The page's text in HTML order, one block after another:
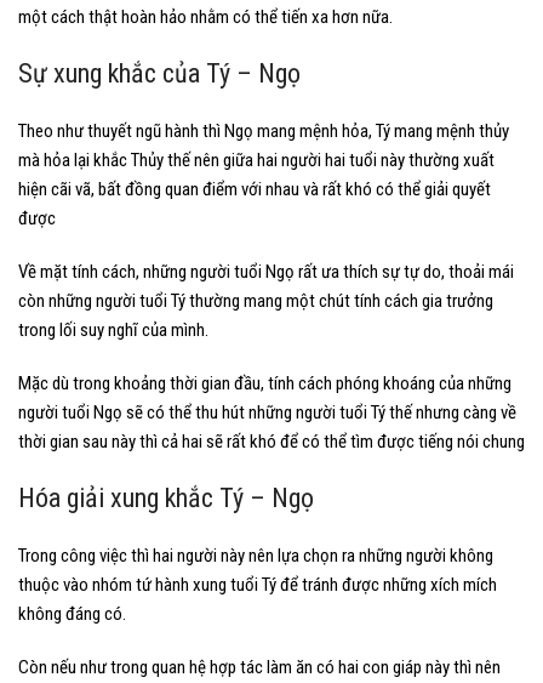
một cách thật hoàn hảo nhằm có thể tiến xa hơn nữa.
Sự xung khắc của Tý – Ngọ
Theo như thuyết ngũ hành thì Ngọ mang mệnh hỏa, Tý mang mệnh thủy
mà hỏa lại khắc Thủy thế nên giữa hai người hai tuổi này thường xuất
hiện cãi vã, bất đồng quan điểm với nhau và rất khó có thể giải quyết
được
Về mặt tính cách, những người tuổi Ngọ rất ưa thích sự tự do, thoải mái
còn những người tuổi Tý thường mang một chút tính cách gia trưởng
trong lối suy nghĩ của mình.
Mặc dù trong khoảng thời gian đầu, tính cách phóng khoáng của những
người tuổi Ngọ sẽ có thể thu hút những người tuổi Tý thế nhưng càng về
thời gian sau này thì cả hai sẽ rất khó để có thể tìm được tiếng nói chung
Hóa giải xung khắc Tý – Ngọ
Trong công việc thì hai người này nên lựa chọn ra những người không
thuộc vào nhóm tứ hành xung tuổi Tý để tránh được những xích mích
không đáng có.
Còn nếu như trong quan hệ hợp tác làm ăn có hai con giáp này thì nên